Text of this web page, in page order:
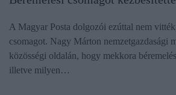
A Magyar Posta dolgozói ezúttal nem
csomagot. Nagy Márton nemzetgazdasági
közösségi oldalán, hogy mekkora
illetve milyen…